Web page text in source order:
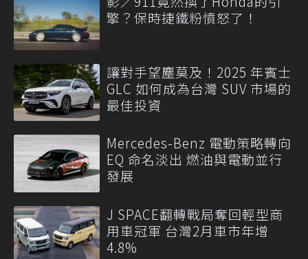
擎？保時捷鐵粉憤怒了！
讓對手望塵莫及！2025 年賓士
GLC 如何成為台灣 SUV 市場的
最佳投資
Mercedes-Benz 電動策略轉向
EQ 命名淡出 燃油與電動並行
發展
J SPACE翻轉戰局奪回輕型商
用車冠軍 台灣2月車市年增
4.8%